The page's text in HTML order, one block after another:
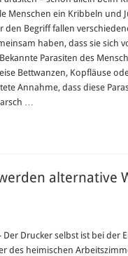
Menschen ein Kribbeln und
den Begriff fallen
haben, dass sie sich
Parasiten des
Bettwanzen, Kopfläuse
Annahme, dass diese
…
alternative
Der Drucker selbst ist bei der
des heimischen